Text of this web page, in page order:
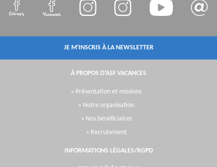
JE M'INSCRIS À LA NEWSLETTER
À PROPOS D'ASF VACANCES
» Présentation et missions
» Notre organisation
» Nos bénéficiaires
» Recrutement
INFORMATIONS LÉGALES/RGPD